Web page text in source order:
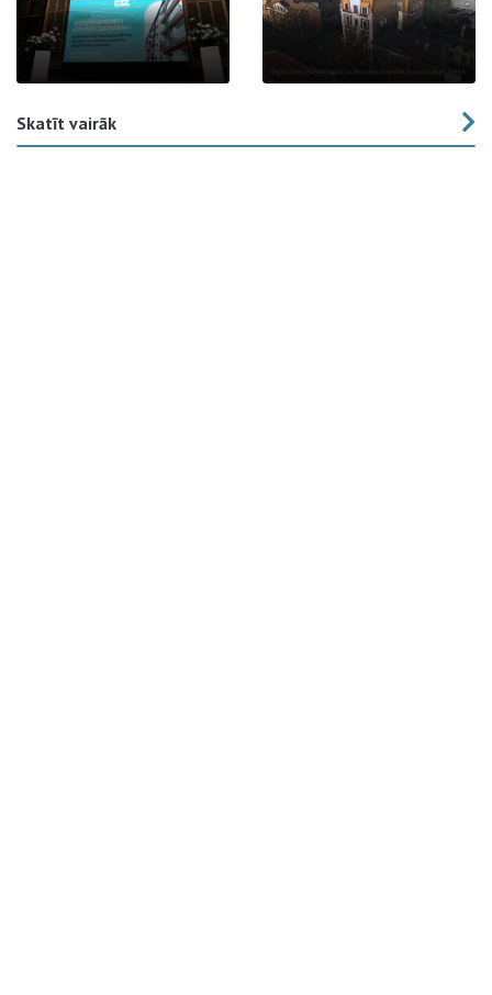
Skatīt vairāk